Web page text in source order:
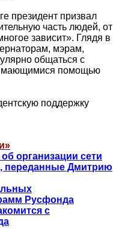
президент призвал
часть людей, от
зависит». Глядя в
мэрам,
общаться с
помощью
поддержку
организации сети
переданные Дмитрию
Русфонда
с